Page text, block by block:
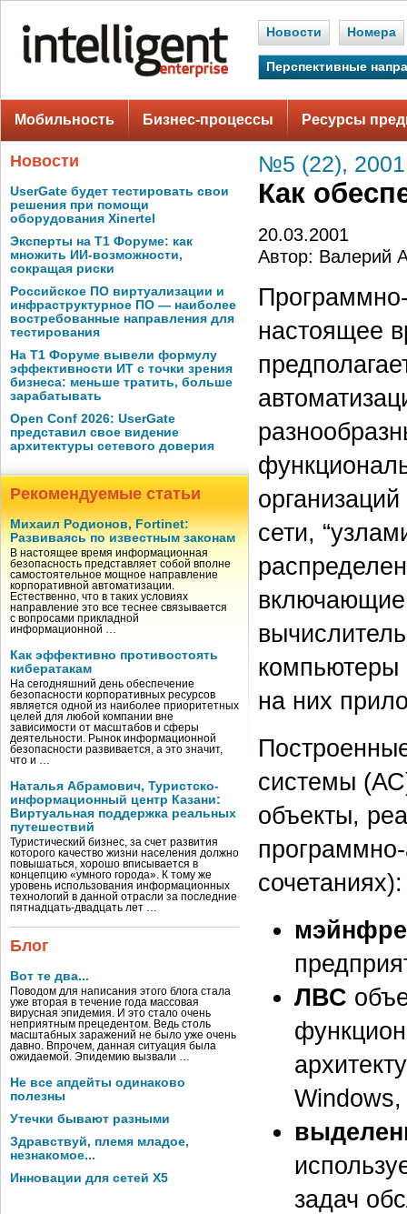
Новости Номера
Перспективные
Мобильность Бизнес-процессы Ресурсы
Новости
UserGate будет тестировать свои
решения при помощи
оборудования Xinertel
Эксперты на Т1 Форуме: как
множить ИИ-возможности,
сокращая риски
Российское ПО виртуализации и
инфраструктурное ПО — наиболее
востребованные направления для
тестирования
На Т1 Форуме вывели формулу
эффективности ИТ с точки зрения
бизнеса: меньше тратить, больше
зарабатывать
Open Conf 2026: UserGate
представил свое видение
архитектуры сетевого доверия
Рекомендуемые статьи
Михаил Родионов, Fortinet:
Развиваясь по известным законам
В настоящее время информационная
безопасность представляет собой вполне
самостоятельное мощное направление
корпоративной автоматизации.
Естественно, что в таких условиях
направление это все теснее связывается
с вопросами прикладной
информационной …
Как эффективно противостоять
кибератакам
На сегодняшний день обеспечение
безопасности корпоративных ресурсов
является одной из наиболее приоритетных
целей для любой компании вне
зависимости от масштабов и сферы
деятельности. Рынок информационной
безопасности развивается, а это значит,
что и …
Наталья Абрамович, Туристско-
информационный центр Казани:
Виртуальная поддержка реальных
путешествий
Туристический бизнес, за счет развития
которого качество жизни населения должно
повышаться, хорошо вписывается в
концепцию «умного города». К тому же
уровень использования информационных
технологий в данной отрасли за последние
пятнадцать-двадцать лет …
Блог
Вот те два...
Поводом для написания этого блога стала
уже вторая в течение года массовая
вирусная эпидемия. И это стало очень
неприятным прецедентом. Ведь столь
масштабных заражений не было уже очень
давно. Впрочем, данная ситуация была
ожидаемой. Эпидемию вызвали …
Не все апдейты одинаково
полезны
Утечки бывают разными
Здравствуй, племя младое,
незнакомое...
Инновации для сетей X5
№5 (22), 2001
Как
20.03.2001
Автор: Валерий
настоящее
сети,
на них
системы
объекты,
сочетаниях):
ЛВС
задач